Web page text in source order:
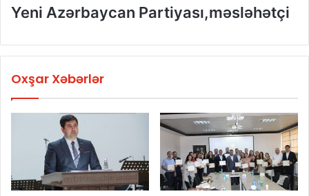
Yeni Azərbaycan Partiyası,məsləhətçi
Oxşar Xəbərlər